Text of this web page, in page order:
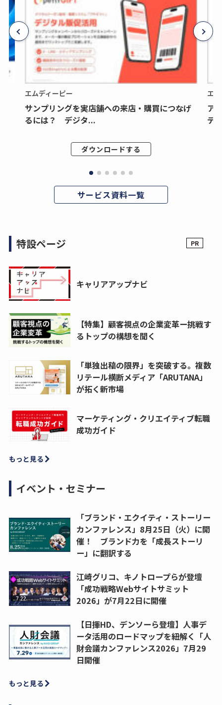
エムディーピー
サンプリングを実店舗への来店・購買につなげ
るには？ デジタ...
ダウンロードする
エ
ア
デ
サービス資料一覧
特設ページ
キャリアアップナビ
【特集】顧客視点の企業変革ー挑戦す
るトップの構想を聞く
「単独出稿の限界」を突破する。複数
リテール横断メディア「ARUTANA」
が拓く新市場
マーケティング・クリエイティブ転職
成功ガイド
もっと見る
イベント・セミナー
「ブランド・エクイティ・ストーリー
カンファレンス」8月25日（火）に開
催！ ブランド力を「成長ストーリ
ー」に翻訳する
江崎グリコ、キノトロープらが登壇
「成功戦略Webサイトサミット
2026」が7月22日に開催
【日揮HD、デンソーら登壇】人事デ
ータ活用のロードマップを紐解く「人
財会議カンファレンス2026」7月29
日開催
もっと見る